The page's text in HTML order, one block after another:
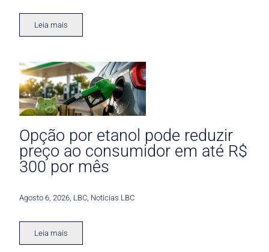
Leia mais
Opção por etanol pode reduzir
preço ao consumidor em até R$
300 por mês
Agosto 6, 2026 LBC Noticias LBC
Leia mais